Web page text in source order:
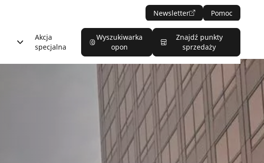
Newsletter Pomoc
Akcja
specjalna
Wyszukiwarka
opon
Znajdź punkty
sprzedaży